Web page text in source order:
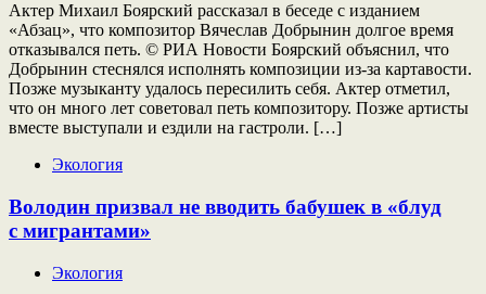
Актер Михаил Боярский рассказал в беседе с изданием
«Абзац», что композитор Вячеслав Добрынин долгое время
отказывался петь. © РИА Новости Боярский объяснил, что
Добрынин стеснялся исполнять композиции из-за картавости.
Позже музыканту удалось пересилить себя. Актер отметил,
что он много лет советовал петь композитору. Позже артисты
вместе выступали и ездили на гастроли. […]
Экология
Володин призвал не вводить бабушек в «блуд
с мигрантами»
Экология